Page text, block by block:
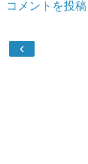
コメントを投稿
‹